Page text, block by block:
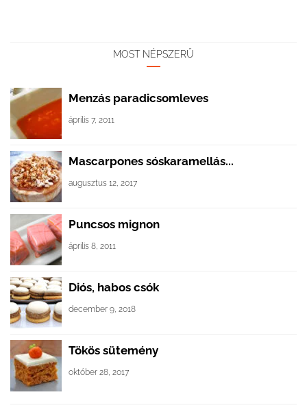
MOST NÉPSZERŰ
Menzás paradicsomleves
április 7, 2011
Mascarpones sóskaramellás...
augusztus 12, 2017
Puncsos mignon
április 8, 2011
Diós, habos csók
december 9, 2018
Tökös sütemény
október 28, 2017